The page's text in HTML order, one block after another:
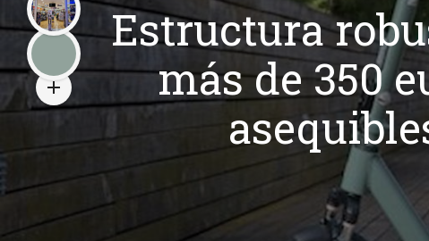
Estructura
más de 350